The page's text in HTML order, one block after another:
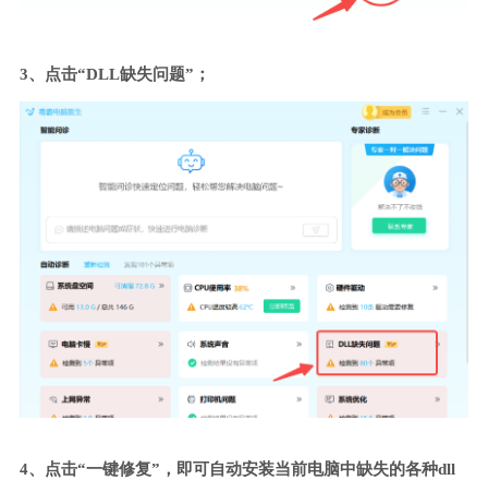
3、点击“DLL缺失问题”；
4、点击“一键修复”，即可自动安装当前电脑中缺失的各种dll